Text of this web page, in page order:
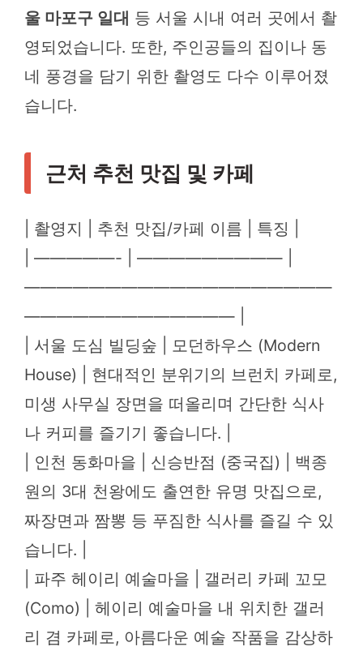
울 마포구 일대 등 서울 시내 여러 곳에서 촬
영되었습니다. 또한, 주인공들의 집이나 동
네 풍경을 담기 위한 촬영도 다수 이루어졌
습니다.
근처 추천 맛집 및 카페
| 촬영지 | 추천 맛집/카페 이름 | 특징 |
| —————- | ————————— |
———————————————————
————————————— |
| 서울 도심 빌딩숲 | 모던하우스 (Modern
House) | 현대적인 분위기의 브런치 카페로,
미생 사무실 장면을 떠올리며 간단한 식사
나 커피를 즐기기 좋습니다. |
| 인천 동화마을 | 신승반점 (중국집) | 백종
원의 3대 천왕에도 출연한 유명 맛집으로,
짜장면과 짬뽕 등 푸짐한 식사를 즐길 수 있
습니다. |
| 파주 헤이리 예술마을 | 갤러리 카페 꼬모
(Como) | 헤이리 예술마을 내 위치한 갤러
리 겸 카페로, 아름다운 예술 작품을 감상하